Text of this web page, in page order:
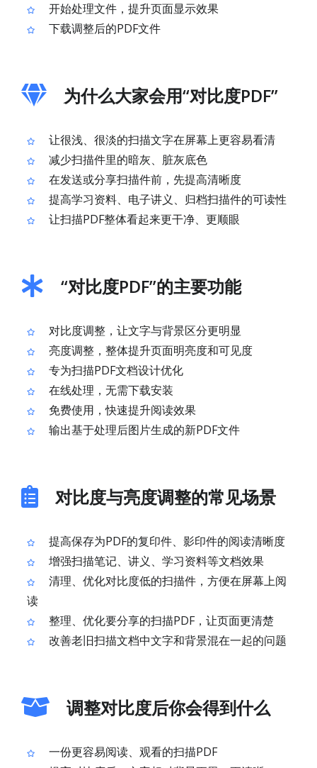
开始处理文件，提升页面显示效果
下载调整后的PDF文件
为什么大家会用“对比度PDF”
让很浅、很淡的扫描文字在屏幕上更容易看清
减少扫描件里的暗灰、脏灰底色
在发送或分享扫描件前，先提高清晰度
提高学习资料、电子讲义、归档扫描件的可读性
让扫描PDF整体看起来更干净、更顺眼
“对比度PDF”的主要功能
对比度调整，让文字与背景区分更明显
亮度调整，整体提升页面明亮度和可见度
专为扫描PDF文档设计优化
在线处理，无需下载安装
免费使用，快速提升阅读效果
输出基于处理后图片生成的新PDF文件
对比度与亮度调整的常见场景
提高保存为PDF的复印件、影印件的阅读清晰度
增强扫描笔记、讲义、学习资料等文档效果
清理、优化对比度低的扫描件，方便在屏幕上阅
读
整理、优化要分享的扫描PDF，让页面更清楚
改善老旧扫描文档中文字和背景混在一起的问题
调整对比度后你会得到什么
一份更容易阅读、观看的扫描PDF